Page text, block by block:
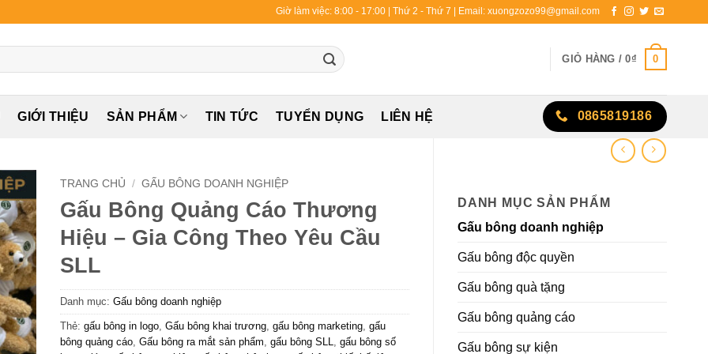
Giờ làm việc: 8:00 - 17:00 | Thứ 2 - Thứ 7 | Email: xuongzozo99@gmail.com
GIỎ HÀNG /0₫ 0
GIỚI THIỆU SẢN PHẨM TIN TỨC TUYỂN DỤNG LIÊN HỆ 0865819186
DANH MỤC SẢN PHẨM
Gấu bông doanh nghiệp
Gấu bông độc quyền
Gấu bông quà tặng
Gấu bông quảng cáo
Gấu bông sự kiện
TRANG CHỦ / GẤU BÔNG DOANH NGHIỆP
Gấu Bông Quảng Cáo Thương
Hiệu – Gia Công Theo Yêu Cầu
SLL
Danh mục: Gấu bông doanh nghiệp
Thẻ: gấu bông in logo, Gấu bông khai trương, gấu bông marketing, gấu
bông quảng cáo, Gấu bông ra mắt sản phẩm, gấu bông SLL, gấu bông số